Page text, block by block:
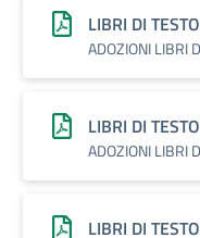
LIBRI DI
ADOZIONI LIBRI
LIBRI DI
ADOZIONI LIBRI
LIBRI DI